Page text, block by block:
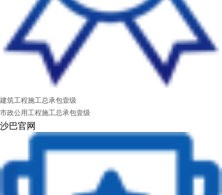
建筑工程施工总承包壹级
市政公用工程施工总承包壹级
沙巴官网